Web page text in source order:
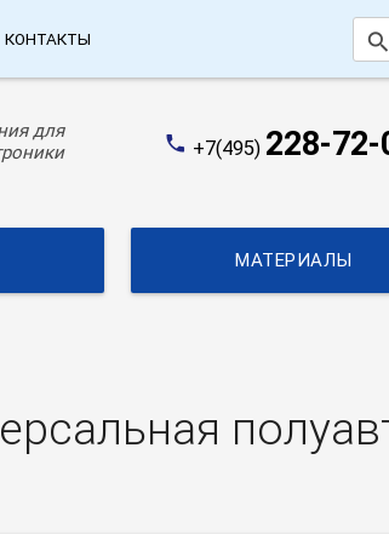
КОНТАКТЫ
для
phone +7(495) 228-72-
МАТЕРИАЛЫ